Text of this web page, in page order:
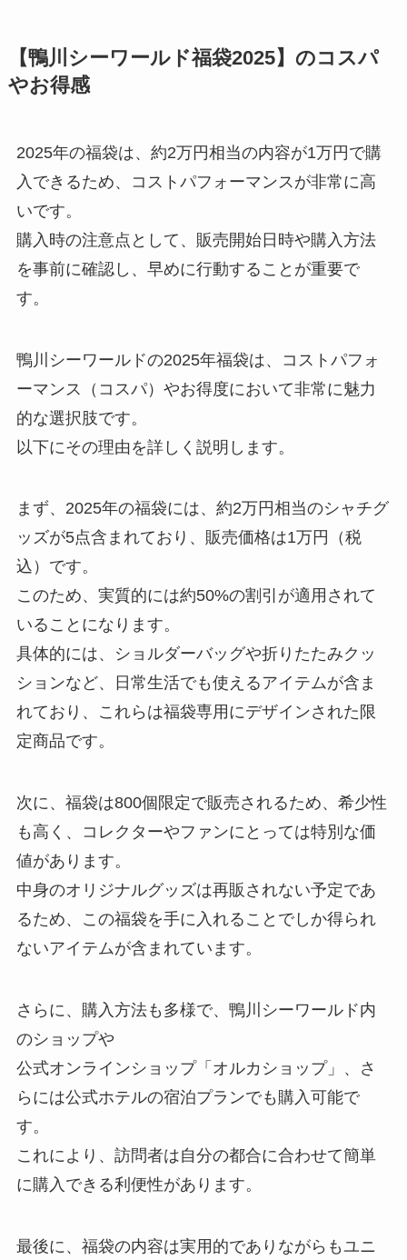
【鴨川シーワールド福袋2025】のコスパ
やお得感
2025年の福袋は、約2万円相当の内容が1万円で購
入できるため、コストパフォーマンスが非常に高
いです。
購入時の注意点として、販売開始日時や購入方法
を事前に確認し、早めに行動することが重要で
す。
鴨川シーワールドの2025年福袋は、コストパフォ
ーマンス（コスパ）やお得度において非常に魅力
的な選択肢です。
以下にその理由を詳しく説明します。
まず、2025年の福袋には、約2万円相当のシャチグ
ッズが5点含まれており、販売価格は1万円（税
込）です。
このため、実質的には約50%の割引が適用されて
いることになります。
具体的には、ショルダーバッグや折りたたみクッ
ションなど、日常生活でも使えるアイテムが含ま
れており、これらは福袋専用にデザインされた限
定商品です。
次に、福袋は800個限定で販売されるため、希少性
も高く、コレクターやファンにとっては特別な価
値があります。
中身のオリジナルグッズは再販されない予定であ
るため、この福袋を手に入れることでしか得られ
ないアイテムが含まれています。
さらに、購入方法も多様で、鴨川シーワールド内
のショップや
公式オンラインショップ「オルカショップ」、さ
らには公式ホテルの宿泊プランでも購入可能で
す。
これにより、訪問者は自分の都合に合わせて簡単
に購入できる利便性があります。
最後に、福袋の内容は実用的でありながらもユニ